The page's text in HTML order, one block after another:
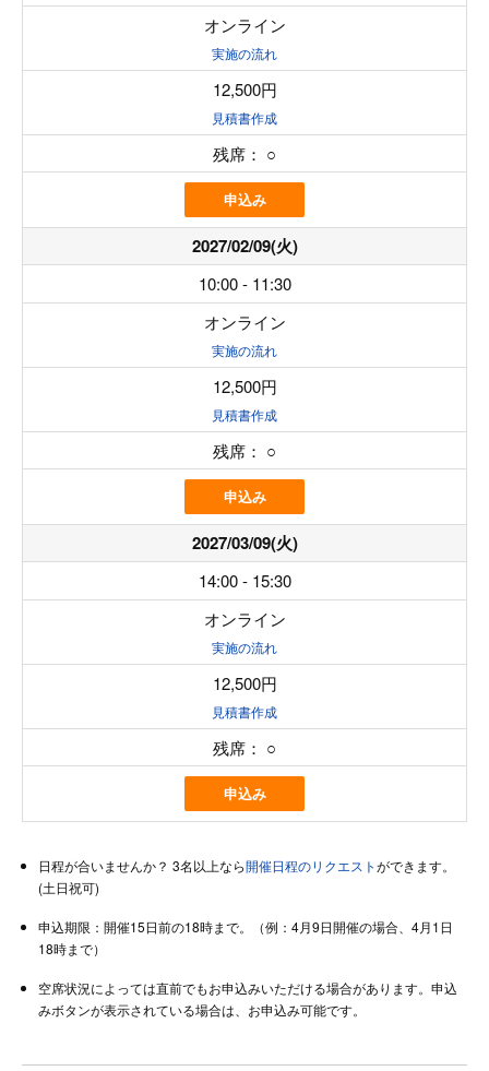
オンライン
実施の流れ
12,500円
見積書作成
残席： ○
申込み
2027/02/09(火)
10:00 - 11:30
オンライン
実施の流れ
12,500円
見積書作成
残席： ○
申込み
2027/03/09(火)
14:00 - 15:30
オンライン
実施の流れ
12,500円
見積書作成
残席： ○
申込み
日程が合いませんか？ 3名以上なら開催日程のリクエストができます。
(土日祝可)
申込期限：開催15日前の18時まで。（例：4月9日開催の場合、4月1日
18時まで）
空席状況によっては直前でもお申込みいただける場合があります。申込
みボタンが表示されている場合は、お申込み可能です。